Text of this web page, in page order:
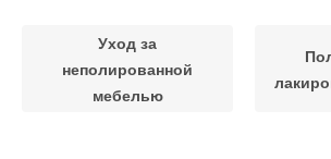
Уход за
неполированной
мебелью